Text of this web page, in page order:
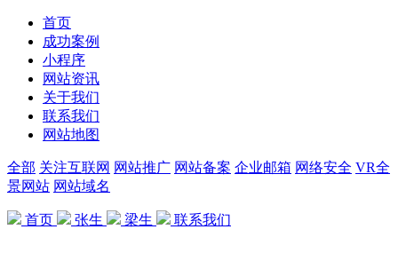
首页
成功案例
小程序
网站资讯
关于我们
联系我们
网站地图
全部 关注互联网 网站推广 网站备案 企业邮箱 网络安全 VR全
景网站 网站域名
首页 张生 梁生 联系我们